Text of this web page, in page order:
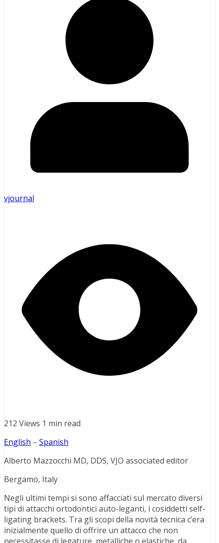
vjournal
212 Views 1 min read
English – Spanish
Alberto Mazzocchi MD, DDS, VJO associated editor
Bergamo, Italy
Negli ultimi tempi si sono affacciati sul mercato diversi
tipi di attacchi ortodontici auto-leganti, i cosiddetti self-
ligating brackets. Tra gli scopi della novità tecnica c’era
inizialmente quello di offrire un attacco che non